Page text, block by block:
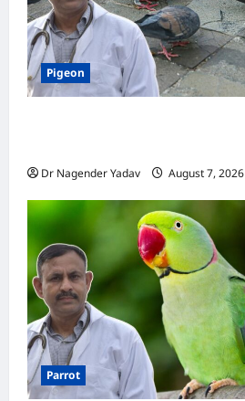
Pigeon
Dr Nagender Yadav August 7, 2026
Parrot